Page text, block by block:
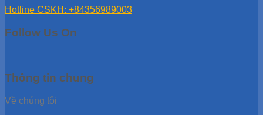
Hotline CSKH: +84356989003
Follow Us On
Thông tin chung
Về chúng tôi